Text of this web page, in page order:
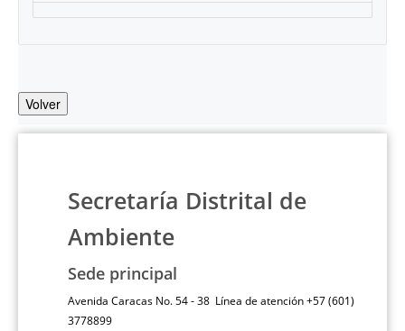
Volver
Secretaría Distrital de
Ambiente
Sede principal
Avenida Caracas No. 54 - 38 Línea de atención +57 (601)
3778899